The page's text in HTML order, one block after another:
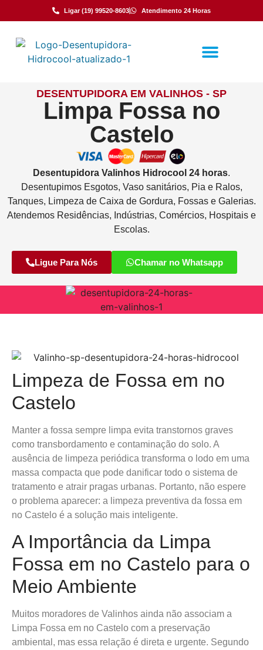
Ligar (19) 99520-8603 Atendimento 24 Horas
DESENTUPIDORA EM VALINHOS - SP
Limpa Fossa no
Castelo
Desentupidora Valinhos Hidrocool 24 horas.
Desentupimos Esgotos, Vaso sanitários, Pia e Ralos,
Tanques, Limpeza de Caixa de Gordura, Fossas e Galerias.
Atendemos Residências, Indústrias, Comércios, Hospitais e
Escolas.
Ligue Para Nós Chamar no Whatsapp
Limpeza de Fossa em no
Castelo
Manter a fossa sempre limpa evita transtornos graves
como transbordamento e contaminação do solo. A
ausência de limpeza periódica transforma o lodo em uma
massa compacta que pode danificar todo o sistema de
tratamento e atrair pragas urbanas. Portanto, não espere
o problema aparecer: a limpeza preventiva da fossa em
no Castelo é a solução mais inteligente.
A Importância da Limpa
Fossa em no Castelo para o
Meio Ambiente
Muitos moradores de Valinhos ainda não associam a
Limpa Fossa em no Castelo com a preservação
ambiental, mas essa relação é direta e urgente. Segundo